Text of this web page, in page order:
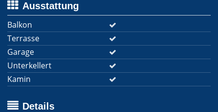
Ausstattung
Balkon
Terrasse
Garage
Unterkellert
Kamin
Details